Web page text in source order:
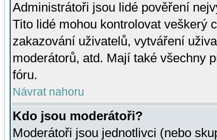
Administrátoři jsou lidé pověření
Tito lidé mohou kontrolovat veškerý
zakazování uživatelů, vytváření
moderátorů, atd. Mají také všechny
fóru.
Návrat nahoru
Kdo jsou moderátoři?
Moderátoři jsou jednotlivci (nebo